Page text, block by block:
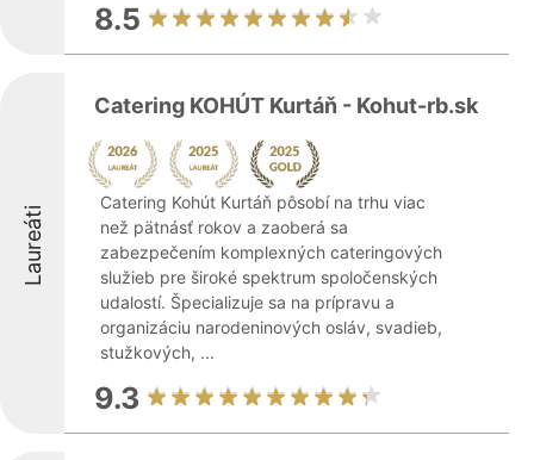
8.5
Laureáti
Catering KOHÚT Kurtáň - Kohut-rb.sk
Catering Kohút Kurtáň pôsobí na trhu viac
než pätnásť rokov a zaoberá sa
zabezpečením komplexných cateringových
služieb pre široké spektrum spoločenských
udalostí. Špecializuje sa na prípravu a
organizáciu narodeninových osláv, svadieb,
stužkových, ...
9.3